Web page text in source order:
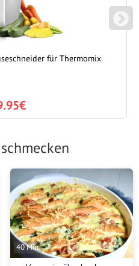
für Thermomix
N
EXT
40 Min.